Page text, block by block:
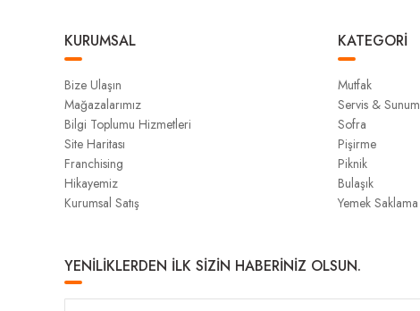
KURUMSAL
Bize Ulaşın
Mağazalarımız
Bilgi Toplumu Hizmetleri
Site Haritası
Franchising
Hikayemiz
Kurumsal Satış
KATEGORİ
Mutfak
Servis & Sunum
Sofra
Pişirme
Piknik
Bulaşık
Yemek Saklama
YENİLİKLERDEN İLK SİZİN HABERİNİZ OLSUN.